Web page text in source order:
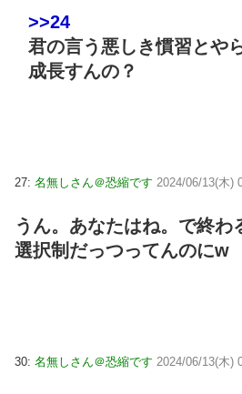
>>24
君の言う悪しき慣習とや
成長すんの？
27: 名無しさん＠恐縮です 2024/06/13(木)
うん。あなたはね。で終わ
選択制だっつってんのにw
30: 名無しさん＠恐縮です 2024/06/13(木)